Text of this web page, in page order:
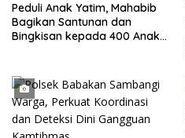
Peduli Anak Yatim, Mahabib
Bagikan Santunan dan
Bingkisan kepada 400 Anak